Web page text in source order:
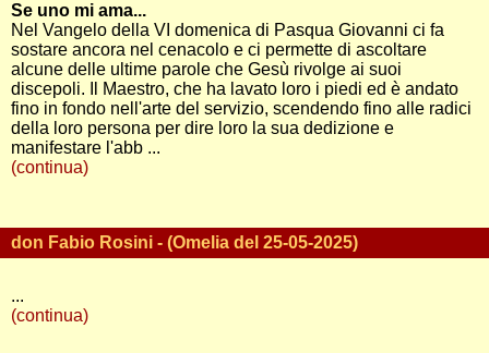
Se uno mi ama...
Nel Vangelo della VI domenica di Pasqua Giovanni ci fa
sostare ancora nel cenacolo e ci permette di ascoltare
alcune delle ultime parole che Gesù rivolge ai suoi
discepoli. Il Maestro, che ha lavato loro i piedi ed è andato
fino in fondo nell'arte del servizio, scendendo fino alle radici
della loro persona per dire loro la sua dedizione e
manifestare l'abb ...
(continua)
don Fabio Rosini - (Omelia del 25-05-2025)
...
(continua)